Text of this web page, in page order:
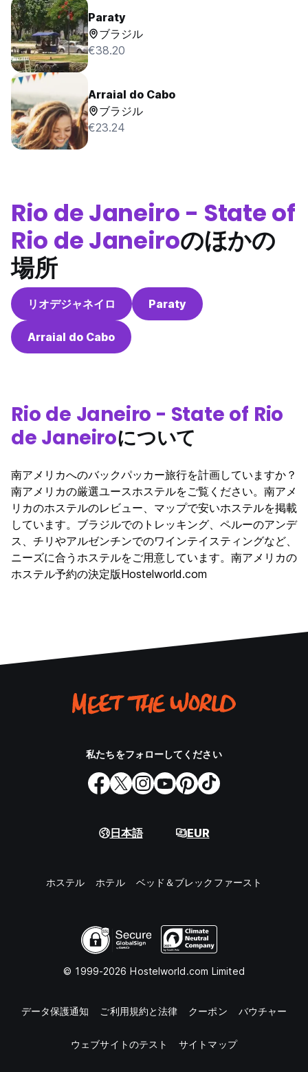
Paraty
ブラジル
€38.20
Arraial do Cabo
ブラジル
€23.24
Rio de Janeiro - State of
Rio de Janeiroのほかの
場所
リオデジャネイロ Paraty
Arraial do Cabo
Rio de Janeiro - State of Rio
de Janeiroについて
南アメリカへのバックパッカー旅行を計画していますか？
南アメリカの厳選ユースホステルをご覧ください。南アメ
リカのホステルのレビュー、マップで安いホステルを掲載
しています。ブラジルでのトレッキング、ペルーのアンデ
ス、チリやアルゼンチンでのワインテイスティングなど、
ニーズに合うホステルをご用意しています。南アメリカの
ホステル予約の決定版Hostelworld.com
私たちをフォローしてください
日本語 EUR
ホステル ホテル ベッド＆ブレックファースト
© 1999-2026 Hostelworld.com Limited
データ保護通知 ご利用規約と法律 クーポン バウチャー
ウェブサイトのテスト サイトマップ